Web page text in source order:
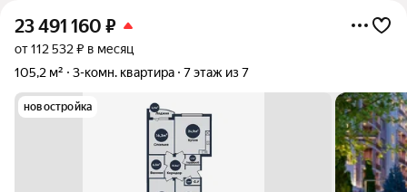
23 491 160 ₽
от 112 532 ₽ в месяц
105,2 м²
3-комн. квартира 7 этаж из 7
новостройка